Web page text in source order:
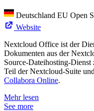
Deutschland EU Open
Website
Nextcloud Office ist der
Dokumenten aus der
Source-Dateihosting-
Teil der Nextcloud-Suite
Collabora Online.
Mehr lesen
See more